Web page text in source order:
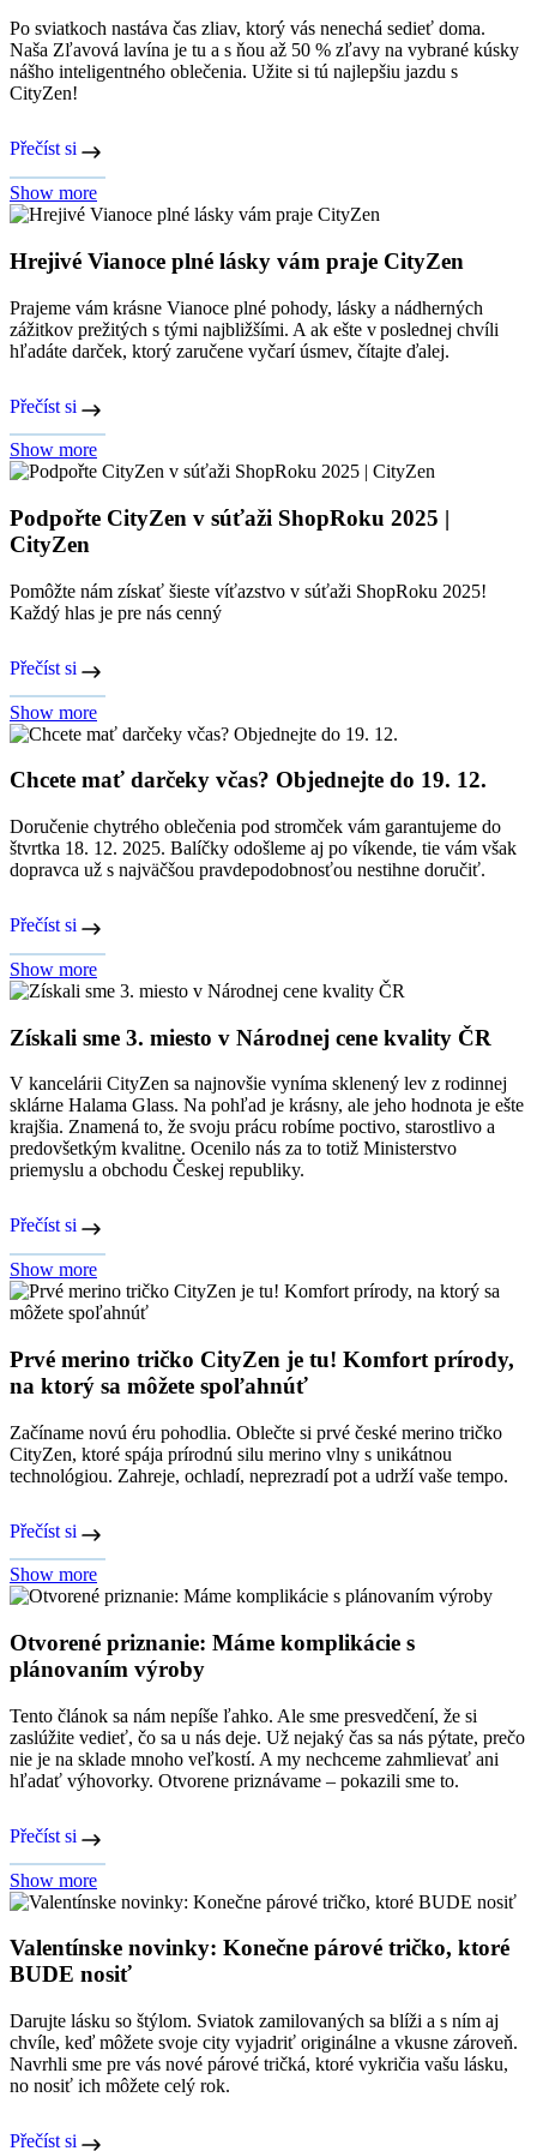
Po sviatkoch nastáva čas zliav, ktorý vás nenechá sedieť doma.
Naša Zľavová lavína je tu a s ňou až 50 % zľavy na vybrané kúsky
nášho inteligentného oblečenia. Užite si tú najlepšiu jazdu s
CityZen!
Přečíst si
Show more
Hrejivé Vianoce plné lásky vám praje CityZen
Prajeme vám krásne Vianoce plné pohody, lásky a nádherných
zážitkov prežitých s tými najbližšími. A ak ešte v poslednej chvíli
hľadáte darček, ktorý zaručene vyčarí úsmev, čítajte ďalej.
Přečíst si
Show more
Podpořte CityZen v súťaži ShopRoku 2025 |
CityZen
Pomôžte nám získať šieste víťazstvo v súťaži ShopRoku 2025!
Každý hlas je pre nás cenný
Přečíst si
Show more
Chcete mať darčeky včas? Objednejte do 19. 12.
Doručenie chytrého oblečenia pod stromček vám garantujeme do
štvrtka 18. 12. 2025. Balíčky odošleme aj po víkende, tie vám však
dopravca už s najväčšou pravdepodobnosťou nestihne doručiť.
Přečíst si
Show more
Získali sme 3. miesto v Národnej cene kvality ČR
V kancelárii CityZen sa najnovšie vyníma sklenený lev z rodinnej
sklárne Halama Glass. Na pohľad je krásny, ale jeho hodnota je ešte
krajšia. Znamená to, že svoju prácu robíme poctivo, starostlivo a
predovšetkým kvalitne. Ocenilo nás za to totiž Ministerstvo
priemyslu a obchodu Českej republiky.
Přečíst si
Show more
Prvé merino tričko CityZen je tu! Komfort prírody,
na ktorý sa môžete spoľahnúť
Začíname novú éru pohodlia. Oblečte si prvé české merino tričko
CityZen, ktoré spája prírodnú silu merino vlny s unikátnou
technológiou. Zahreje, ochladí, neprezradí pot a udrží vaše tempo.
Přečíst si
Show more
Otvorené priznanie: Máme komplikácie s
plánovaním výroby
Tento článok sa nám nepíše ľahko. Ale sme presvedčení, že si
zaslúžite vedieť, čo sa u nás deje. Už nejaký čas sa nás pýtate, prečo
nie je na sklade mnoho veľkostí. A my nechceme zahmlievať ani
hľadať výhovorky. Otvorene priznávame – pokazili sme to.
Přečíst si
Show more
Valentínske novinky: Konečne párové tričko, ktoré
BUDE nosiť
Darujte lásku so štýlom. Sviatok zamilovaných sa blíži a s ním aj
chvíle, keď môžete svoje city vyjadriť originálne a vkusne zároveň.
Navrhli sme pre vás nové párové tričká, ktoré vykričia vašu lásku,
no nosiť ich môžete celý rok.
Přečíst si